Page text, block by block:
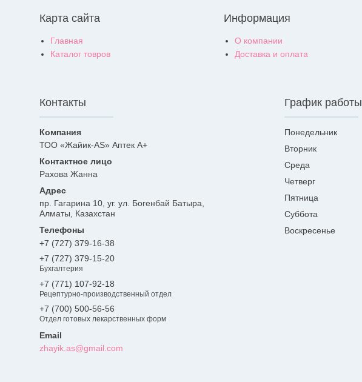
Карта сайта
Главная
Каталог товров
Информация
О компании
Доставка и оплата
Контакты
ТОО «Жайик-AS» Аптек А+
Рахова Жанна
пр. Гагарина 10, уг. ул. Богенбай Батыра,
Алматы, Казахстан
+7 (727) 379-16-38
+7 (727) 379-15-20
Бухгалтерия
+7 (771) 107-92-18
Рецептурно-производственный отдел
+7 (700) 500-56-56
Отдел готовых лекарственных форм
zhayik.as@gmail.com
График работы
Понедельник
Вторник
Среда
Четверг
Пятница
Суббота
Воскресенье